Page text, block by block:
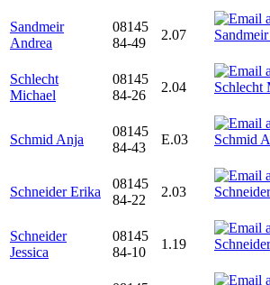
Sandmeir
Andrea
08145
84-49
2.07
Schlecht
Michael
08145
84-26
2.04
Schmid Anja
08145
84-43
E.03
Schneider Erika
08145
84-22
2.03
Schneider
Jessica
08145
84-10
1.19